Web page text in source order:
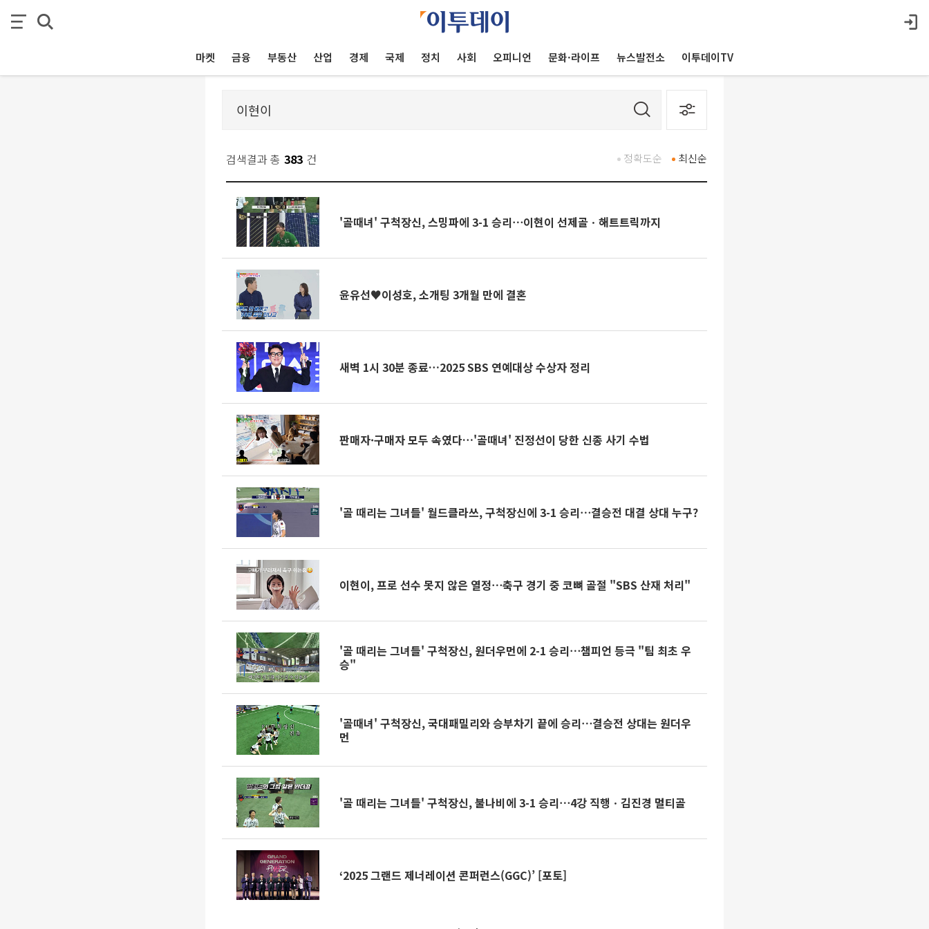
마켓 금융 부동산 산업 경제 국제 정치 사회 오피니언 문화·라이프 뉴스발전소 이투데이TV
검색결과 총 383 건 최신순
정확도순
'골때녀' 구척장신, 스밍파에 3-1 승리⋯이현이 선제골ㆍ해트트릭까지
윤유선♥이성호, 소개팅 3개월 만에 결혼
새벽 1시 30분 종료…2025 SBS 연예대상 수상자 정리
판매자·구매자 모두 속였다…'골때녀' 진정선이 당한 신종 사기 수법
'골 때리는 그녀들' 월드클라쓰, 구척장신에 3-1 승리⋯결승전 대결 상대 누구?
이현이, 프로 선수 못지 않은 열정⋯축구 경기 중 코뼈 골절 "SBS 산재 처리"
'골 때리는 그녀들' 구척장신, 원더우먼에 2-1 승리⋯챔피언 등극 "팀 최초 우
승"
'골때녀' 구척장신, 국대패밀리와 승부차기 끝에 승리⋯결승전 상대는 원더우
먼
'골 때리는 그녀들' 구척장신, 불나비에 3-1 승리⋯4강 직행ㆍ김진경 멀티골
‘2025 그랜드 제너레이션 콘퍼런스(GGC)’ [포토]